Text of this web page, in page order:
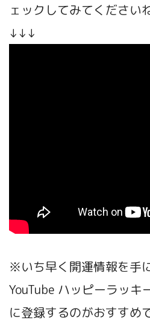
ェックしてみてください
↓↓↓
※いち早く開運情報を手
YouTube ハッピーラッキ
に登録するのがおすすめ